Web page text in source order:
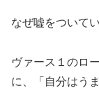
なぜ嘘をついて
ヴァース１のロ
に、「自分はう